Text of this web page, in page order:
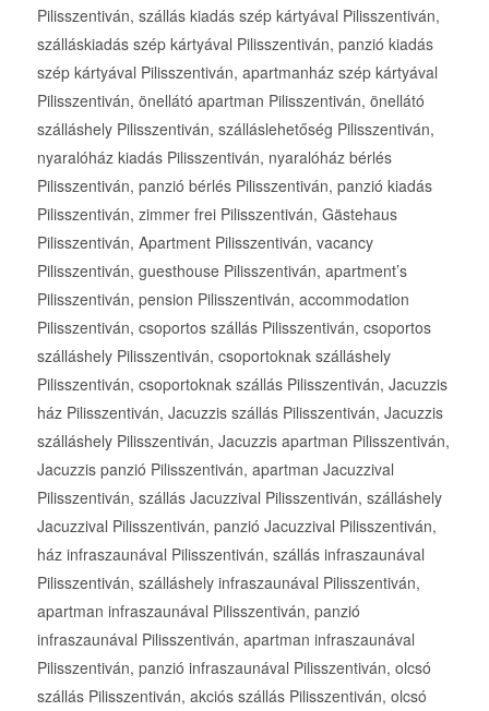
Pilisszentiván, szállás kiadás szép kártyával Pilisszentiván,
szálláskiadás szép kártyával Pilisszentiván, panzió kiadás
szép kártyával Pilisszentiván, apartmanház szép kártyával
Pilisszentiván, önellátó apartman Pilisszentiván, önellátó
szálláshely Pilisszentiván, szálláslehetőség Pilisszentiván,
nyaralóház kiadás Pilisszentiván, nyaralóház bérlés
Pilisszentiván, panzió bérlés Pilisszentiván, panzió kiadás
Pilisszentiván, zimmer frei Pilisszentiván, Gästehaus
Pilisszentiván, Apartment Pilisszentiván, vacancy
Pilisszentiván, guesthouse Pilisszentiván, apartment’s
Pilisszentiván, pension Pilisszentiván, accommodation
Pilisszentiván, csoportos szállás Pilisszentiván, csoportos
szálláshely Pilisszentiván, csoportoknak szálláshely
Pilisszentiván, csoportoknak szállás Pilisszentiván, Jacuzzis
ház Pilisszentiván, Jacuzzis szállás Pilisszentiván, Jacuzzis
szálláshely Pilisszentiván, Jacuzzis apartman Pilisszentiván,
Jacuzzis panzió Pilisszentiván, apartman Jacuzzival
Pilisszentiván, szállás Jacuzzival Pilisszentiván, szálláshely
Jacuzzival Pilisszentiván, panzió Jacuzzival Pilisszentiván,
ház infraszaunával Pilisszentiván, szállás infraszaunával
Pilisszentiván, szálláshely infraszaunával Pilisszentiván,
apartman infraszaunával Pilisszentiván, panzió
infraszaunával Pilisszentiván, apartman infraszaunával
Pilisszentiván, panzió infraszaunával Pilisszentiván, olcsó
szállás Pilisszentiván, akciós szállás Pilisszentiván, olcsó